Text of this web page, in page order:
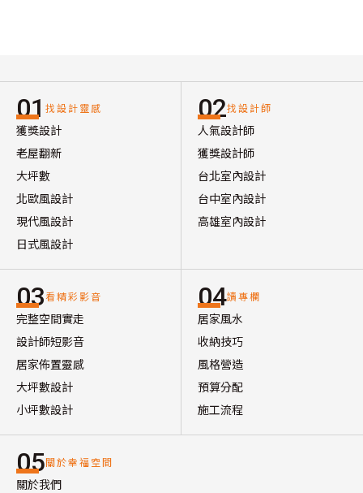
01 找設計靈感
獲獎設計
老屋翻新
大坪數
北歐風設計
現代風設計
日式風設計
02找設計師
人氣設計師
獲獎設計師
台北室內設計
台中室內設計
高雄室內設計
03看精彩影音
完整空間實走
設計師短影音
居家佈置靈感
大坪數設計
小坪數設計
04讀專欄
居家風水
收納技巧
風格營造
預算分配
施工流程
05關於幸福空間
關於我們